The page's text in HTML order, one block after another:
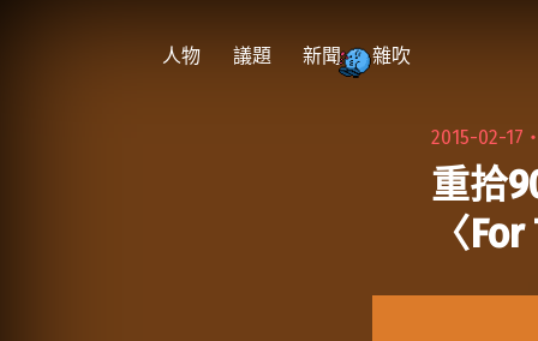
人物 議題 新聞 雜吹
2015-02-17
重拾
〈